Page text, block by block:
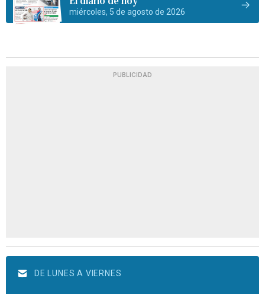
miércoles, 5 de agosto de 2026
PUBLICIDAD
DE LUNES A VIERNES